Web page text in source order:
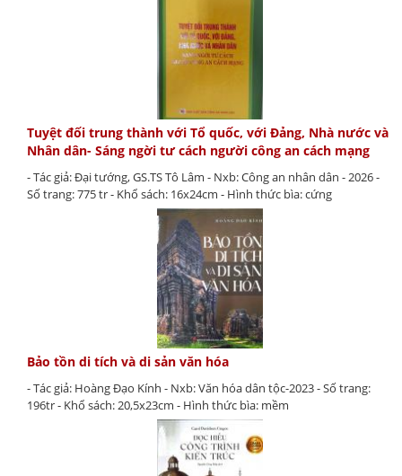
Tuyệt đối trung thành với Tổ quốc, với Đảng, Nhà nước và
Nhân dân- Sáng ngời tư cách người công an cách mạng
- Tác giả: Đại tướng, GS.TS Tô Lâm - Nxb: Công an nhân dân - 2026 -
Số trang: 775 tr - Khổ sách: 16x24cm - Hình thức bìa: cứng
Bảo tồn di tích và di sản văn hóa
- Tác giả: Hoàng Đạo Kính - Nxb: Văn hóa dân tộc-2023 - Số trang:
196tr - Khổ sách: 20,5x23cm - Hình thức bìa: mềm